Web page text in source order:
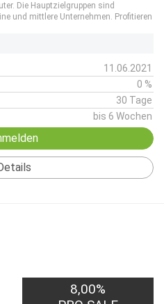
Die Hauptzielgruppen sind
und mittlere Unternehmen. Profitieren
11.06.2021
0 %
30 Tage
bis 6 Wochen
8,00%